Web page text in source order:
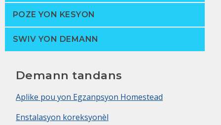
POZE YON KESYON
SWIV YON DEMANN
Demann tandans
Aplike pou yon Egzanpsyon Homestead
Enstalasyon koreksyonèl